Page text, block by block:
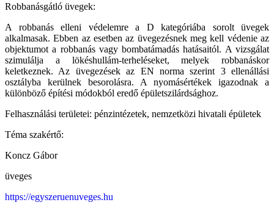
Robbanásgátló üvegek:
A robbanás elleni védelemre a D kategóriába sorolt üvegek
alkalmasak. Ebben az esetben az üvegezésnek meg kell védenie az
objektumot a robbanás vagy bombatámadás hatásaitól. A vizsgálat
szimulálja a lökéshullám-terheléseket, melyek robbanáskor
keletkeznek. Az üvegezések az EN norma szerint 3 ellenállási
osztályba kerülnek besorolásra. A nyomásértékek igazodnak a
különböző építési módokból eredő épületszilárdsághoz.
Felhasználási területei: pénzintézetek, nemzetközi hivatali épületek
Téma szakértő:
Koncz Gábor
üveges
https://egyszeruenuveges.hu